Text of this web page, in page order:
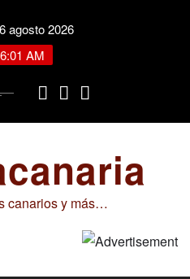
agosto 2026
AM
canarios y más…